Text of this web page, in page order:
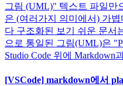
그림 (UML)" 텍스트 파일만
은 (여러가지 의미에서) 가
다 구조화된 보기 쉬운 문서
으로 통일된 그림(UML)은
Studio Code 위에 Markdown
[VSCode] markdown에서